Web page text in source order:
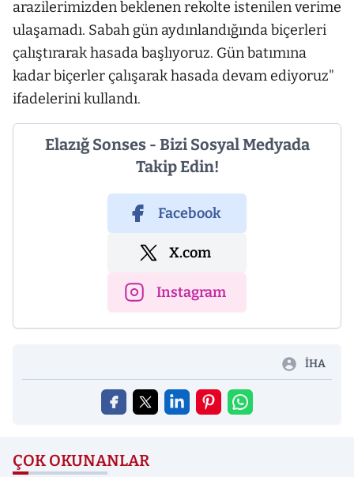
arazilerimizden beklenen rekolte istenilen verime
ulaşamadı. Sabah gün aydınlandığında biçerleri
çalıştırarak hasada başlıyoruz. Gün batımına
kadar biçerler çalışarak hasada devam ediyoruz"
ifadelerini kullandı.
Elazığ Sonses - Bizi Sosyal Medyada
Takip Edin!
Facebook
X.com
Instagram
İHA
ÇOK OKUNANLAR